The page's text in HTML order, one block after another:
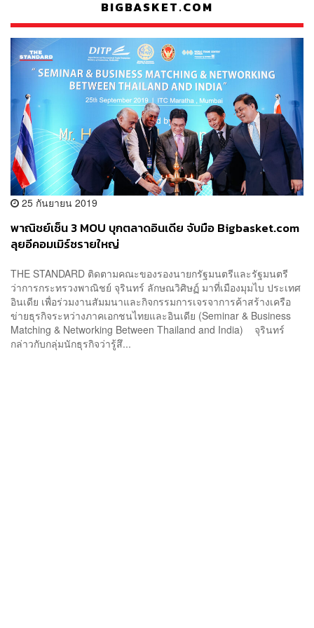
BIGBASKET.COM
25 กันยายน 2019
พาณิชย์เซ็น 3 MOU บุกตลาดอินเดีย จับมือ Bigbasket.com
ลุยอีคอมเมิร์ซรายใหญ่
THE STANDARD ติดตามคณะของรองนายกรัฐมนตรีและรัฐมนตรี
ว่าการกระทรวงพาณิชย์ จุรินทร์ ลักษณวิศิษฏ์ มาที่เมืองมุมไบ ประเทศ
อินเดีย เพื่อร่วมงานสัมมนาและกิจกรรมการเจรจาการค้าสร้างเครือ
ข่ายธุรกิจระหว่างภาคเอกชนไทยและอินเดีย (Seminar & Business
Matching & Networking Between Thailand and India) จุรินทร์
กล่าวกับกลุ่มนักธุรกิจว่ารู้สึ...